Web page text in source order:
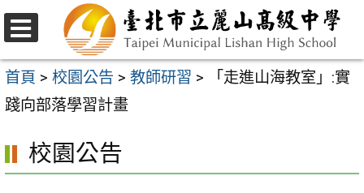
跳
至
主
要
容
區
選
單
首頁 > 校園公告 > 教師研習 >
「走進山海教室」:實
踐向部落學習計畫
校園公告